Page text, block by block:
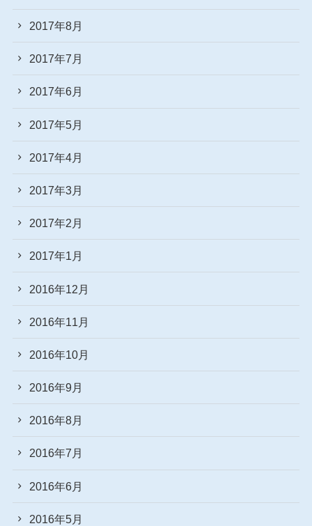
2017年8月
2017年7月
2017年6月
2017年5月
2017年4月
2017年3月
2017年2月
2017年1月
2016年12月
2016年11月
2016年10月
2016年9月
2016年8月
2016年7月
2016年6月
2016年5月